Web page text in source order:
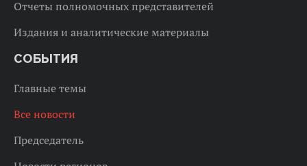
Отчеты полномочных представителей
Издания и аналитические материалы
СОБЫТИЯ
Главные темы
Все новости
Председатель